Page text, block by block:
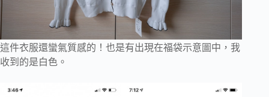
這件衣服還蠻氣質感的！也是有出現在福袋示意圖中，我
收到的是白色。